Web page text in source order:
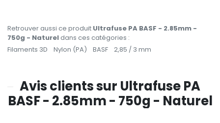
Retrouver aussi ce produit Ultrafuse PA BASF - 2.85mm -
750g - Natureldans ces catégories :
Filaments 3D
Nylon (PA) BASF 2,85 / 3 mm
Avis clients sur Ultrafuse PA
BASF - 2.85mm - 750g - Naturel